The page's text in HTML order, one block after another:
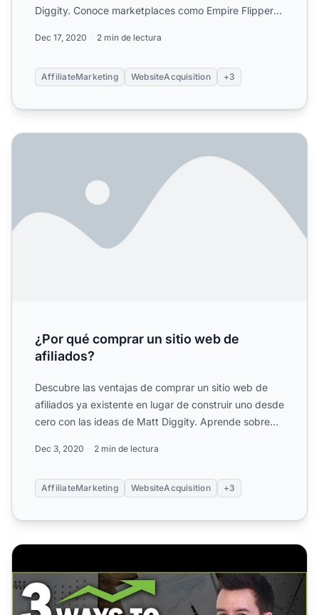
Diggity. Conoce marketplaces como Empire Flippers
Dec 17, 2020 2 min de lectura
AffiliateMarketing WebsiteAcquisition +3
¿Por qué comprar un sitio web de afiliados?
¿Por qué comprar un sitio web de
afiliados?
Descubre las ventajas de comprar un sitio web de
afiliados ya existente en lugar de construir uno desde
cero con las ideas de Matt Diggity. Aprende sobre
Dec 3, 2020 2 min de lectura
AffiliateMarketing WebsiteAcquisition +3
3 formas de aumentar instantáneamente tus ganancias